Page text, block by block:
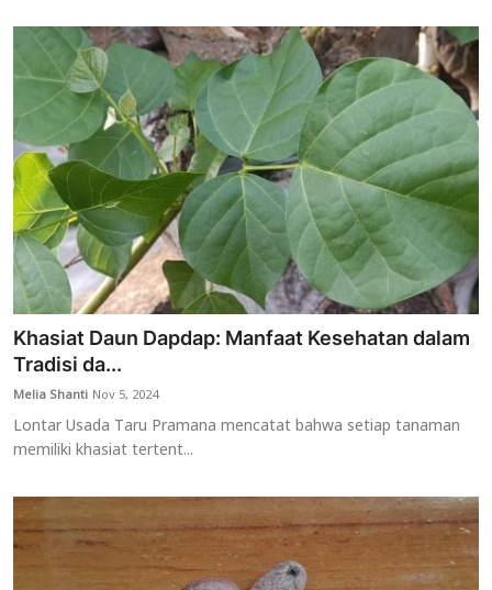
Khasiat Daun Dapdap: Manfaat Kesehatan dalam
Tradisi da...
Melia Shanti Nov 5, 2024
Lontar Usada Taru Pramana mencatat bahwa setiap tanaman
memiliki khasiat tertent...